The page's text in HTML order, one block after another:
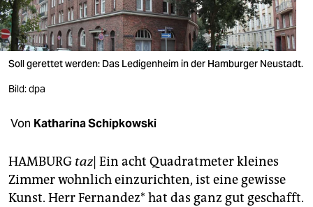
wahrheit
verlag
shop
fragen & hilfe
unterstützen
Soll gerettet werden: Das Ledigenheim in der Hamburger Neustadt.
Bild: dpa
Von Katharina Schipkowski
HAMBURG taz| Ein acht Quadratmeter kleines
Zimmer wohnlich einzurichten, ist eine gewisse
Kunst. Herr Fernandez* hat das ganz gut geschafft.